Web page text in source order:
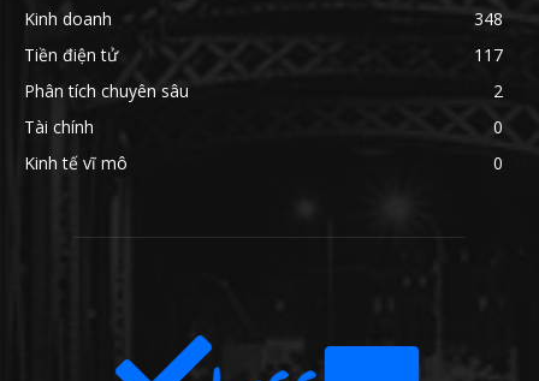
Kinh doanh
348
Tiền điện tử
117
Phân tích chuyên sâu
2
Tài chính
0
Kinh tế vĩ mô
0